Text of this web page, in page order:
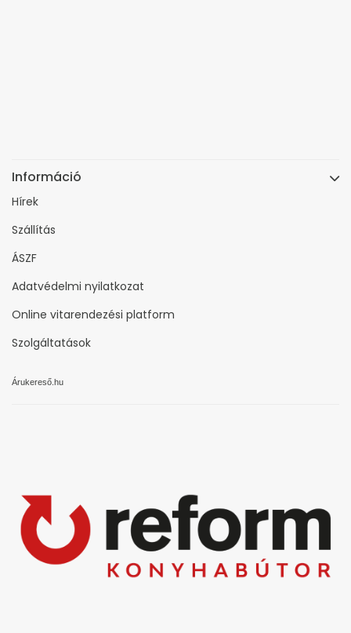
Információ
Hírek
Szállítás
ÁSZF
Adatvédelmi nyilatkozat
Online vitarendezési platform
Szolgáltatások
Árukereső.hu